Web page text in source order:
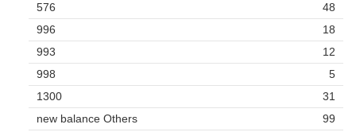
576
48
996
18
993
12
998
5
1300
31
new balance Others
99